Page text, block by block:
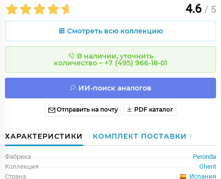
4.6 / 5
Смотреть всю коллекцию
В наличии, уточнить
количество – +7 (495) 966-18-01
ИИ-поиск аналогов
Отправить на почту PDF каталог
ХАРАКТЕРИСТИКИ КОМПЛЕКТ ПОСТАВКИ 1
Фабрика
Peronda
Коллекция
Ghent
Страна
Испания